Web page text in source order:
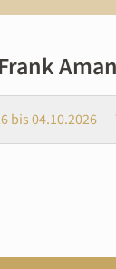
Aman
bis 04.10.2026